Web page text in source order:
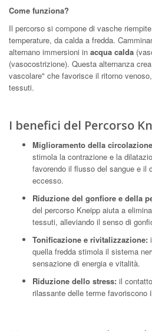
Come funziona?
Il percorso si compone di vasche
temperature, da calda a fredda.
alternano immersioni in acqua calda
(vasocostrizione). Questa alternanza
vascolare" che favorisce il ritorno
tessuti.
I benefici del Percorso
Miglioramento della
stimola la contrazione e la
favorendo il flusso del sangue e il
eccesso.
Riduzione del gonfiore e della
del percorso Kneipp aiuta a
tessuti, alleviando il senso di
Tonificazione e rivitalizzazione:
quella fredda stimola il sistema
sensazione di energia e vitalità.
Riduzione dello stress: il
rilassante delle terme